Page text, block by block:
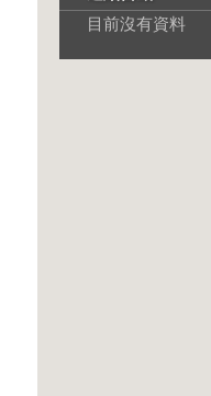
目前沒有資料